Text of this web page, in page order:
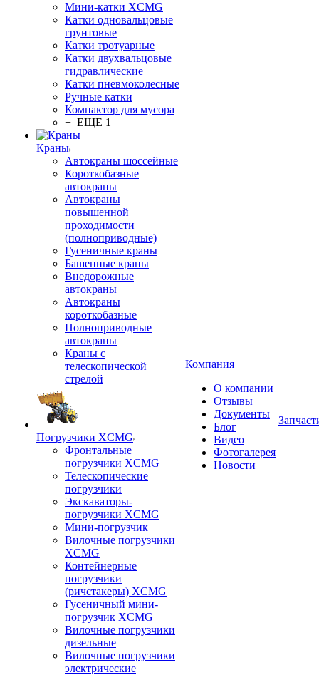
Мини-катки XCMG
Катки одновальцовые
грунтовые
Катки тротуарные
Катки двухвальцовые
гидравлические
Катки пневмоколесные
Ручные катки
Компактор для мусора
+ ЕЩЕ 1
Краны
Автокраны шоссейные
Короткобазные
автокраны
Автокраны
повышенной
проходимости
(полноприводные)
Гусеничные краны
Башенные краны
Внедорожные
автокраны
Автокраны
короткобазные
Полноприводные
автокраны
Краны с
телескопической
стрелой
Погрузчики XCMG
Фронтальные
погрузчики XCMG
Телескопические
погрузчики
Экскаваторы-
погрузчики XCMG
Мини-погрузчик
Вилочные погрузчики
XCMG
Контейнерные
погрузчики
(ричстакеры) XCMG
Гусеничный мини-
погрузчик XCMG
Вилочные погрузчики
дизельные
Вилочные погрузчики
электрические
Компания
О компании
Отзывы
Документы
Блог
Видео
Фотогалерея
Новости